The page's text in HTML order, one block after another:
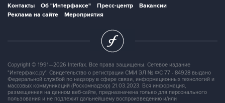
Контакты Об "Интерфаксе" Пресс-центр
Вакансии
Реклама на сайте
Мероприятия
Copyright © 1991—2026 Interfax. Все права защищены. Сетевое издание
"Интерфакс.ру". Свидетельство о регистрации СМИ ЭЛ № ФС 77 - 84928 выдано
Федеральной службой по надзору в сфере связи, информационных технологий и
массовых коммуникаций (Роскомнадзор) 21.03.2023. Вся информация,
размещенная на данном веб-сайте, предназначена только для персонального
пользования и не подлежит дальнейшему воспроизведению и/или